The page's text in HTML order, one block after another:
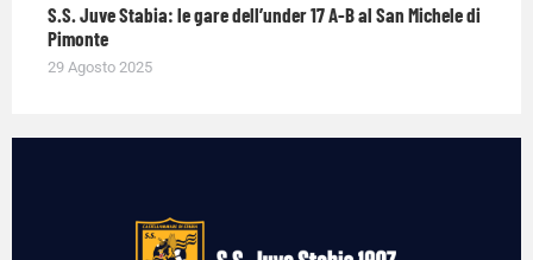
S.S. Juve Stabia: le gare dell’under 17 A-B al San Michele di
Pimonte
29 Agosto 2025